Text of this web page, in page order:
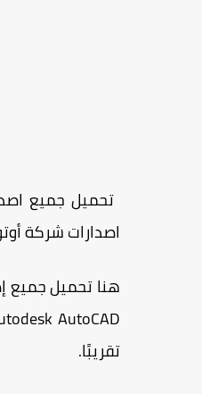
اصدارات شركة
تقريبًا.